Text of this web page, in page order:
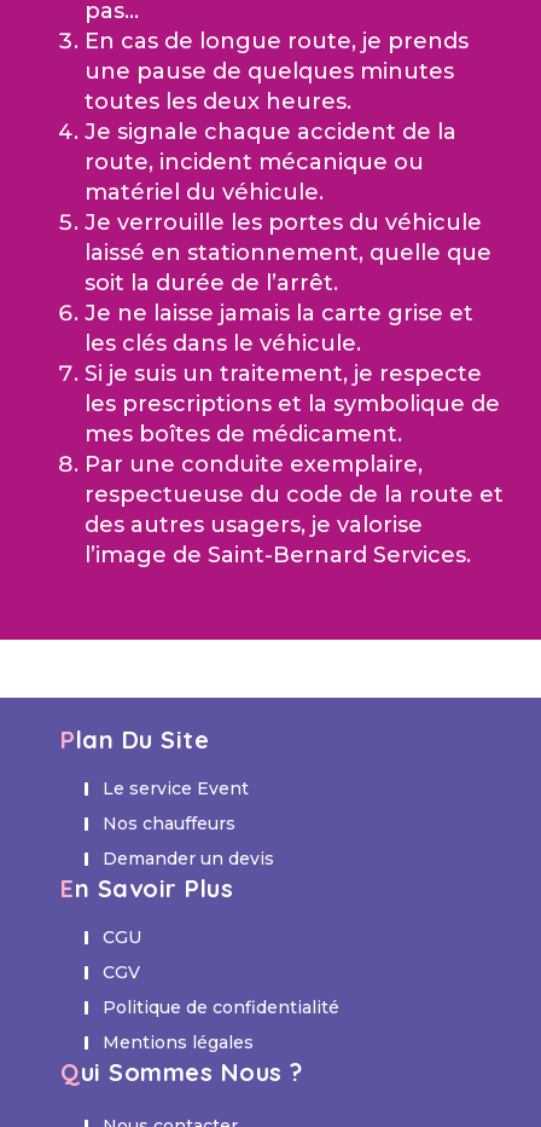
pas…
En cas de longue route, je prends
une pause de quelques minutes
toutes les deux heures.
Je signale chaque accident de la
route, incident mécanique ou
matériel du véhicule.
Je verrouille les portes du véhicule
laissé en stationnement, quelle que
soit la durée de l’arrêt.
Je ne laisse jamais la carte grise et
les clés dans le véhicule.
Si je suis un traitement, je respecte
les prescriptions et la symbolique de
mes boîtes de médicament.
Par une conduite exemplaire,
respectueuse du code de la route et
des autres usagers, je valorise
l’image de Saint-Bernard Services.
Plan Du Site
Le service Event
Nos chauffeurs
Demander un devis
En Savoir Plus
CGU
CGV
Politique de confidentialité
Mentions légales
Qui Sommes Nous ?